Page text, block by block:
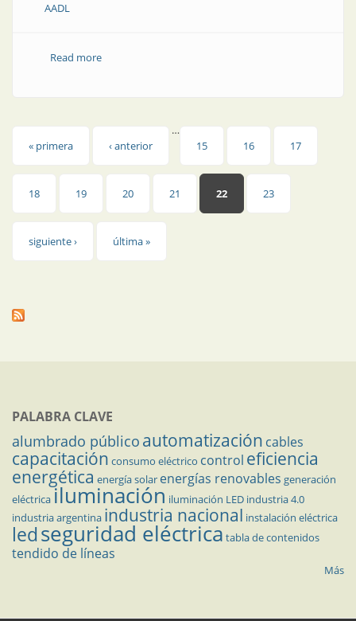
AADL
Read moreabout Congresos y exposiciones | Argentina estuvo
Páginas
« primera ‹ anterior
…
15
16 17
18 19 20 21 22 23
siguiente › última »
PALABRA CLAVE
alumbrado público automatización cables
capacitación consumo eléctrico control eficiencia
energética energía solar energías renovables generación
eléctricailuminación iluminación LED industria 4.0
industria argentina industria nacional instalación eléctrica
ledseguridad eléctrica tabla de contenidos
tendido de líneas
Más